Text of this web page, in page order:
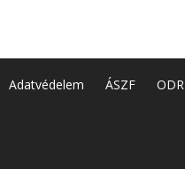
Adatvédelem ÁSZF ODR